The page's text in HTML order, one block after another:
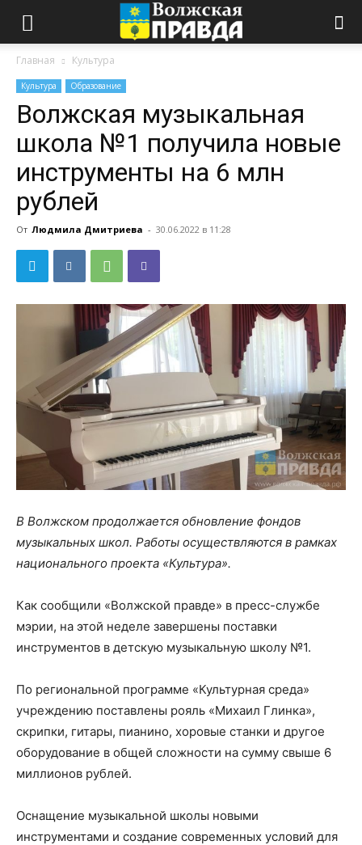
Главная Культура
Культура Образование
Волжская музыкальная
школа №1 получила новые
инструменты на 6 млн
рублей
От Людмила Дмитриева - 30.06.2022 в 11:28
В Волжском продолжается обновление фондов
музыкальных школ. Работы осуществляются в рамках
национального проекта «Культура».
Как сообщили «Волжской правде» в пресс-службе
мэрии, на этой неделе завершены поставки
инструментов в детскую музыкальную школу №1.
По региональной программе «Культурная среда»
учреждению поставлены рояль «Михаил Глинка»,
скрипки, гитары, пианино, хоровые станки и другое
оборудование в общей сложности на сумму свыше 6
миллионов рублей.
Оснащение музыкальной школы новыми
инструментами и создание современных условий для